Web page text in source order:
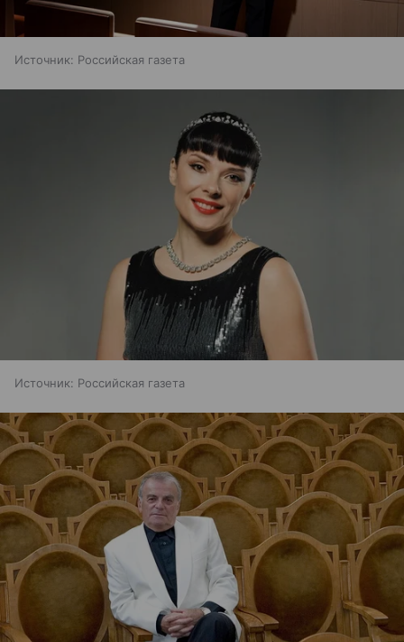
Источник: Российская газета
Источник: Российская газета